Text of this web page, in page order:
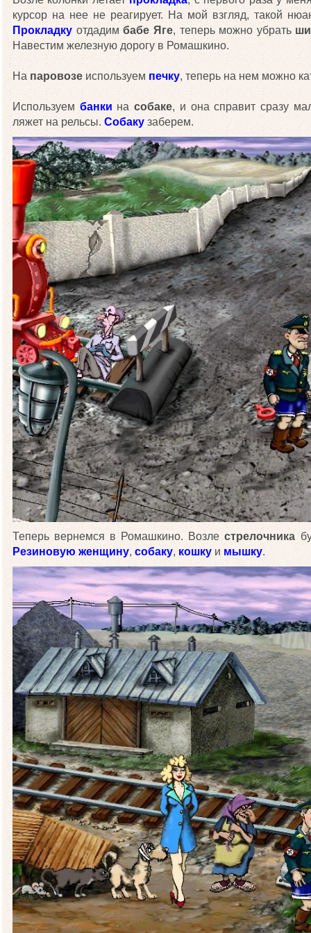
курсор на нее не реагирует. На мой взгляд, такой
Прокладку отдадимбабе Яге, теперь можно убрать
Навестим железную дорогу в Ромашкино.
На паровозе используем печку, теперь на нем можно
Используем банки насобаке, и она справит сразу
ляжет на рельсы. Собаку заберем.
Теперь вернемся в Ромашкино. Возлестрелочника
Резиновую женщину, собаку, кошку и мышку.